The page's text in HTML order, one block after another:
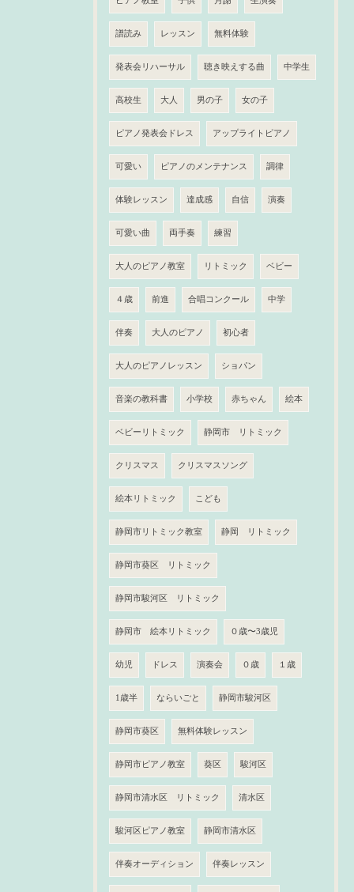
譜読み レッスン 無料体験
発表会リハーサル 聴き映えする曲 中学生
高校生 大人 男の子 女の子
ピアノ発表会ドレス アップライトピアノ
可愛い ピアノのメンテナンス 調律
体験レッスン 達成感 自信 演奏
可愛い曲 両手奏 練習
大人のピアノ教室 リトミック ベビー
４歳 前進 合唱コンクール 中学
伴奏 大人のピアノ 初心者
大人のピアノレッスン ショパン
音楽の教科書 小学校 赤ちゃん 絵本
ベビーリトミック 静岡市 リトミック
クリスマス クリスマスソング
絵本リトミック こども
静岡市リトミック教室 静岡 リトミック
静岡市葵区 リトミック
静岡市駿河区 リトミック
静岡市 絵本リトミック ０歳〜3歳児
幼児 ドレス 演奏会 ０歳 １歳
1歳半 ならいごと 静岡市駿河区
静岡市葵区 無料体験レッスン
静岡市ピアノ教室 葵区 駿河区
静岡市清水区 リトミック 清水区
駿河区ピアノ教室 静岡市清水区
伴奏オーディション 伴奏レッスン